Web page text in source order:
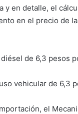
y en detalle, el
en el precio de
de 6,3 pesos
vehicular de 6,3
el